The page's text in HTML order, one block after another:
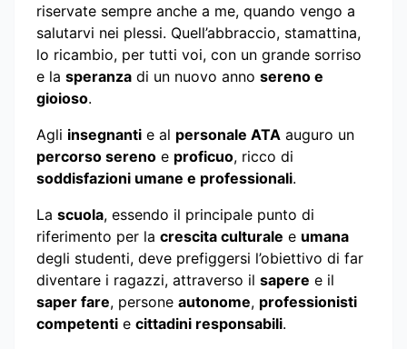
riservate sempre anche a me, quando vengo a
salutarvi nei plessi. Quell’abbraccio, stamattina,
lo ricambio, per tutti voi, con un grande sorriso
e la speranza di un nuovo anno sereno e
gioioso.
Agli insegnanti e al personale ATA auguro un
percorso sereno e proficuo, ricco di
soddisfazioni umane e professionali.
La scuola, essendo il principale punto di
riferimento per la crescita culturale e umana
degli studenti, deve prefiggersi l’obiettivo di far
diventare i ragazzi, attraverso il sapere e il
saper fare, persone autonome, professionisti
competenti e cittadini responsabili.